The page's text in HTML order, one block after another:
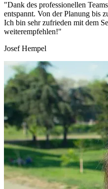
"Dank des professionellen
entspannt. Von der Planung bis
Ich bin sehr zufrieden mit dem
weiterempfehlen!"
Josef Hempel